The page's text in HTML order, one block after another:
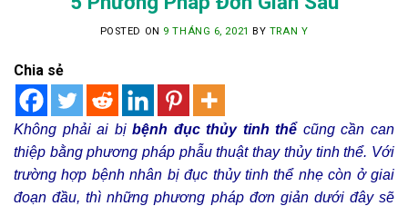
POSTED ON 9 THÁNG 6, 2021 BY TRAN Y
Chia sẻ
Không phải ai bịbệnh đục thủy tinh thể cũng cần can
thiệp bằng phương pháp phẫu thuật thay thủy tinh thể. Với
trường hợp bệnh nhân bị đục thủy tinh thể nhẹ còn ở giai
đoạn đầu, thì những phương pháp đơn giản dưới đây sẽ